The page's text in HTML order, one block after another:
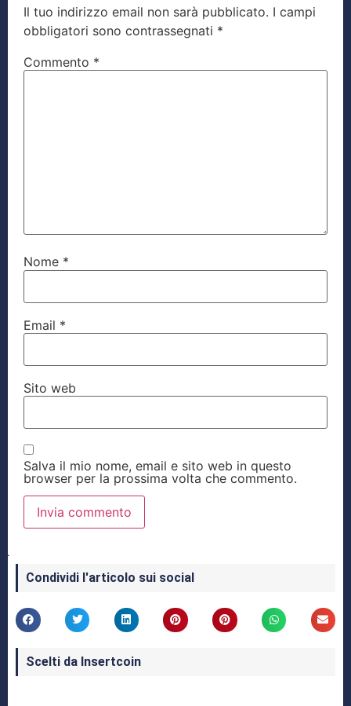
Il tuo indirizzo email non sarà pubblicato. I campi
obbligatori sono contrassegnati *
Commento *
Nome *
Email *
Sito web
Salva il mio nome, email e sito web in questo
browser per la prossima volta che commento.
Condividi l'articolo sui social
Scelti da Insertcoin